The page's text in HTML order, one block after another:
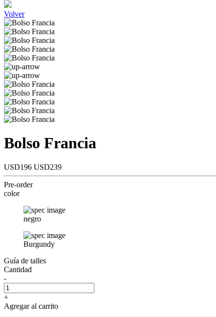
Volver
Bolso Francia
USD196 USD239
Pre-order
color
negro
Burgundy
Guía de talles
Cantidad
-
+
Agregar al carrito